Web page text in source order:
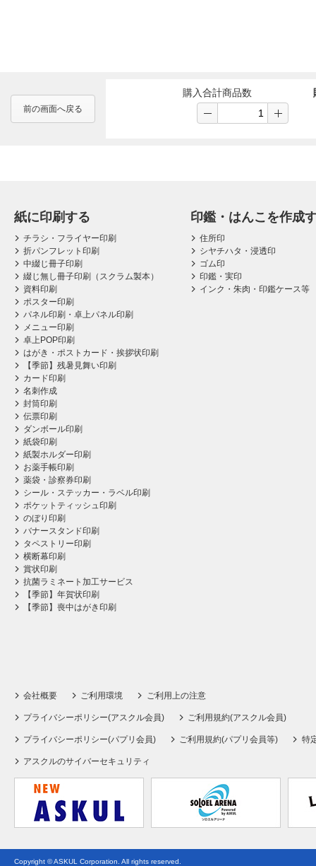
前の画面へ戻る
購入合計商品数
紙に印刷する
チラシ・フライヤー印刷
折パンフレット印刷
中綴じ冊子印刷
綴じ無し冊子印刷（スクラム製本）
資料印刷
ポスター印刷
パネル印刷・卓上パネル印刷
メニュー印刷
卓上POP印刷
はがき・ポストカード・挨拶状印刷
【季節】残暑見舞い印刷
カード印刷
名刺作成
封筒印刷
伝票印刷
ダンボール印刷
紙袋印刷
紙製ホルダー印刷
お薬手帳印刷
薬袋・診察券印刷
シール・ステッカー・ラベル印刷
ポケットティッシュ印刷
のぼり印刷
バナースタンド印刷
タペストリー印刷
横断幕印刷
賞状印刷
抗菌ラミネート加工サービス
【季節】年賀状印刷
【季節】喪中はがき印刷
印鑑・はんこを作成
住所印
シヤチハタ・浸透印
ゴム印
印鑑・実印
インク・朱肉・印鑑ケース等
会社概要 ご利用環境 ご利用上の注意
プライバシーポリシー(アスクル会員) ご利用規約(アスクル会員)
プライバシーポリシー(パプリ会員) ご利用規約(パプリ会員等) 特
アスクルのサイバーセキュリティ
Copyright © ASKUL Corporation. All rights reserved.